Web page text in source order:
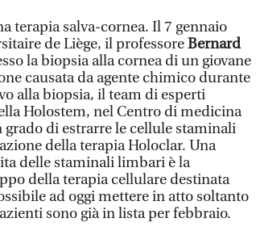
terapia salva-cornea. Il 7 gennaio
de Liège, il professoreBernard
la biopsia alla cornea di un giovane
causata da agente chimico durante
alla biopsia, il team di esperti
Holostem, nel Centro di medicina
di estrarre le cellule staminali
della terapia Holoclar. Una
delle staminali limbari è la
della terapia cellulare destinata
ad oggi mettere in atto soltanto
sono già in lista per febbraio.